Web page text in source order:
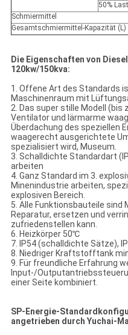
50% Last
Schmiermittel
Gesamtschmiermittel-Kapazität (L)
Die Eigenschaften von
120kw/150kva:
1. Offene Art des Standards
Maschinenraum mit
2. Das super stille Modell
Ventilator und lärmarme
Überdachung des speziellen
waagerecht ausgerichtete
spezialisiert wird, Museum.
3. Schalldichte Standardart
arbeiten
4. Ganz Standard im 3.
Minenindustrie arbeiten,
explosiven Bereich.
5. Alle Funktionsbauteile sind
Reparatur, ersetzen und
zufriedenstellen kann.
6. Heizkörper 50℃
7. IP54 (schalldichte Sätze),
8. Niedriger Kraftstofftank
9. Für freundliche Erfahrung
Input-/
einer Seite kombiniert.
SP-Energie-
angetrieben durch Yuchai-